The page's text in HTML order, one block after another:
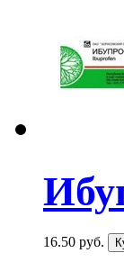
16.50 руб.